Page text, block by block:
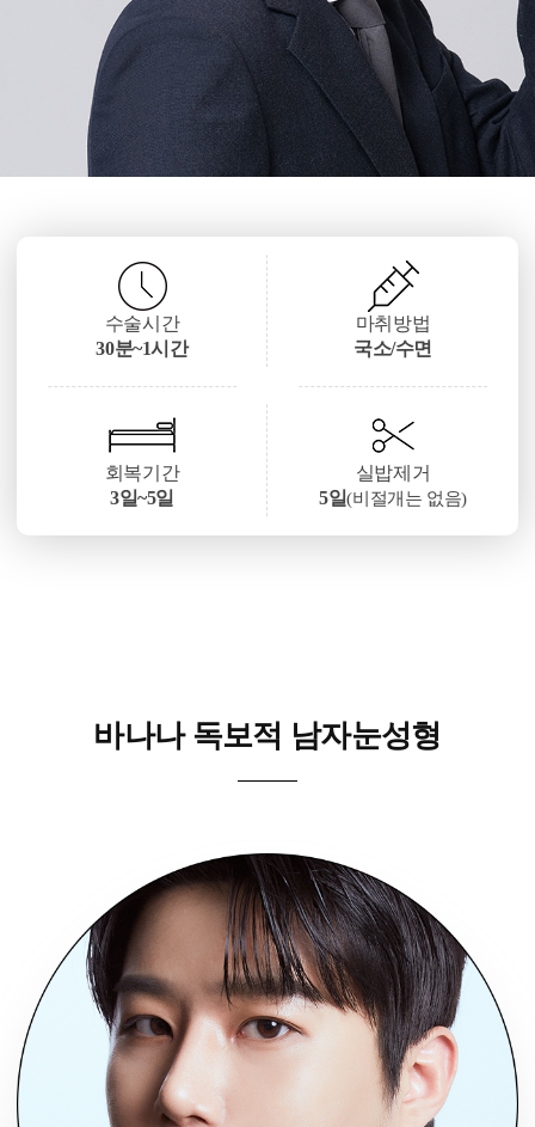
수술시간
30분~1시간
마취방법
국소/수면
회복기간
3일~5일
실밥제거
5일(비절개는 없음)
바나나 독보적 남자눈성형